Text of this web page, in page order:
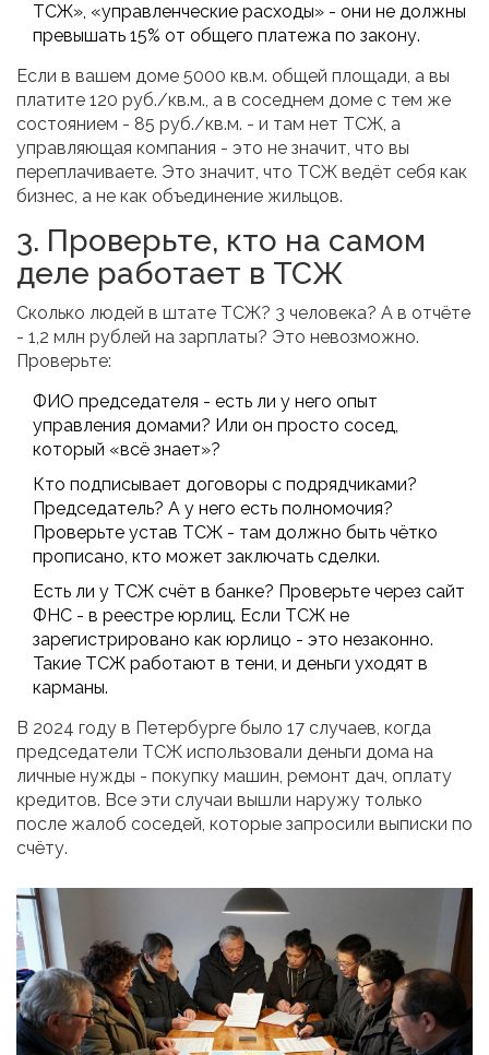
ТСЖ», «управленческие расходы» - они не должны
превышать 15% от общего платежа по закону.
Если в вашем доме 5000 кв.м. общей площади, а вы
платите 120 руб./кв.м., а в соседнем доме с тем же
состоянием - 85 руб./кв.м. - и там нет ТСЖ, а
управляющая компания - это не значит, что вы
переплачиваете. Это значит, что ТСЖ ведёт себя как
бизнес, а не как объединение жильцов.
3. Проверьте, кто на самом
деле работает в ТСЖ
Сколько людей в штате ТСЖ? 3 человека? А в отчёте
- 1,2 млн рублей на зарплаты? Это невозможно.
Проверьте:
ФИО председателя - есть ли у него опыт
управления домами? Или он просто сосед,
который «всё знает»?
Кто подписывает договоры с подрядчиками?
Председатель? А у него есть полномочия?
Проверьте устав ТСЖ - там должно быть чётко
прописано, кто может заключать сделки.
Есть ли у ТСЖ счёт в банке? Проверьте через сайт
ФНС - в реестре юрлиц. Если ТСЖ не
зарегистрировано как юрлицо - это незаконно.
Такие ТСЖ работают в тени, и деньги уходят в
карманы.
В 2024 году в Петербурге было 17 случаев, когда
председатели ТСЖ использовали деньги дома на
личные нужды - покупку машин, ремонт дач, оплату
кредитов. Все эти случаи вышли наружу только
после жалоб соседей, которые запросили выписки по
счёту.